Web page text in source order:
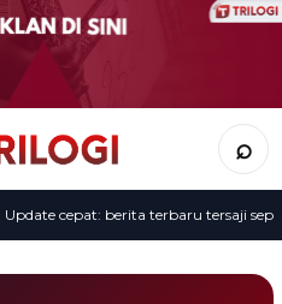
⌕
Update cepat: berita terbaru tersaji